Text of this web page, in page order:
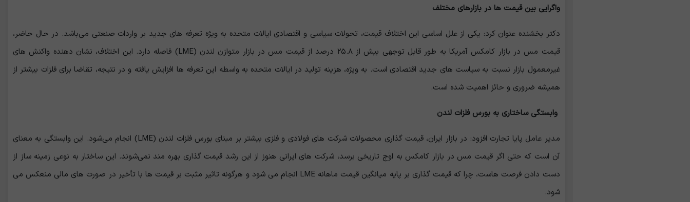
واگرایی بین قیمت ‌ها در بازارهای مختلف
دکتر بخشنده عنوان کرد: یکی از علل اساسی این اختلاف قیمت، تحولات سیاسی و اقتصادی ایالات متحده به‌ ویژه تعرفه ‌های جدید بر واردات صنعتی می‌باشد. در حال حاضر،
قیمت مس در بازار کامکس آمریکا به‌ طور قابل توجهی بیش از ۲۵.۸ درصد از قیمت مس در بازار متوازن لندن (LME) فاصله دارد. این اختلاف، نشان ‌دهنده واکنش ‌های
غیرمعمول بازار نسبت به سیاست ‌های جدید اقتصادی است. به ‌ویژه، هزینه تولید در ایالات متحده به‌ واسطه این تعرفه ‌ها افزایش یافته و در نتیجه، تقاضا برای فلزات بیشتر از
همیشه ضروری و حائز اهمیت شده است.
وابستگی ساختاری به بورس فلزات لندن
مدیر عامل پایا تجارت افزود: در بازار ایران، قیمت ‌گذاری محصولات شرکت ‌های فولادی و فلزی بیشتر بر مبنای بورس فلزات لندن (LME) انجام می‌شود. این وابستگی به معنای
آن است که حتی اگر قیمت مس در بازار کامکس به اوج تاریخی برسد، شرکت های ایرانی هنوز از این رشد قیمت ‌گذاری بهره ‌مند نمی‌شوند. این ساختار به نوعی زمینه ساز از
دست دادن فرصت‌ هاست، چرا که قیمت‌ گذاری بر پایه میانگین قیمت ماهانه LME انجام می‌ شود و هرگونه تاثیر مثبت بر قیمت ها با تأخیر در صورت‌ های مالی منعکس می‌
شود.